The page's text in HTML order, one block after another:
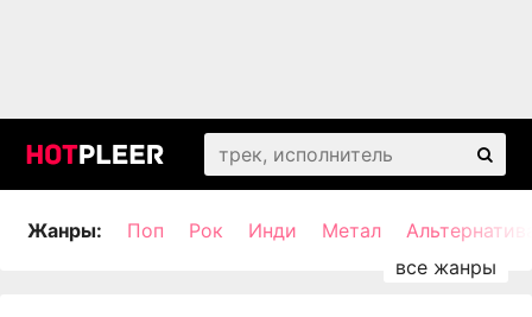
Жанры: Поп Рок Инди Метал